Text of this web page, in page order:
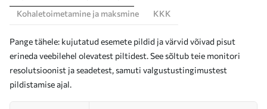
Kohaletoimetamine ja maksmine
KKK
Pange tähele: kujutatud esemete pildid ja värvid võivad pisut
erineda veebilehel olevatest piltidest. See sõltub teie monitori
resolutsioonist ja seadetest, samuti valgustustingimustest
pildistamise ajal.